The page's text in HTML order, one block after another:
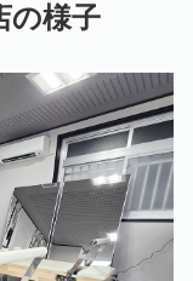
の様子